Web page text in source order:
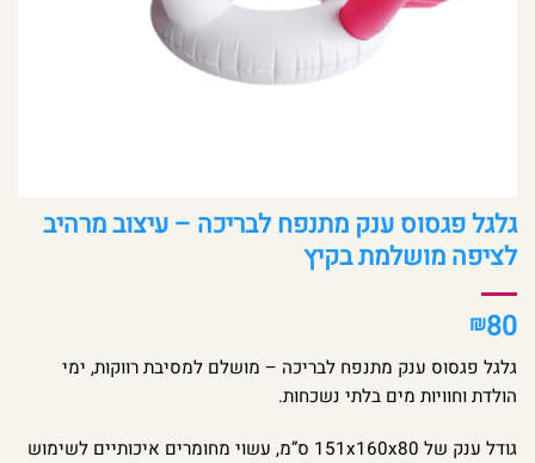
גלגל פגסוס ענק מתנפח לבריכה – עיצוב מרהיב
לציפה מושלמת בקיץ
₪80
גלגל פגסוס ענק מתנפח לבריכה – מושלם למסיבת רווקות, ימי
הולדת וחוויות מים בלתי נשכחות.
גודל ענק של 151x160x80 ס”מ, עשוי מחומרים איכותיים לשימוש